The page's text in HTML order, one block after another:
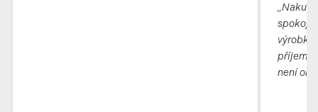
výrobky
není